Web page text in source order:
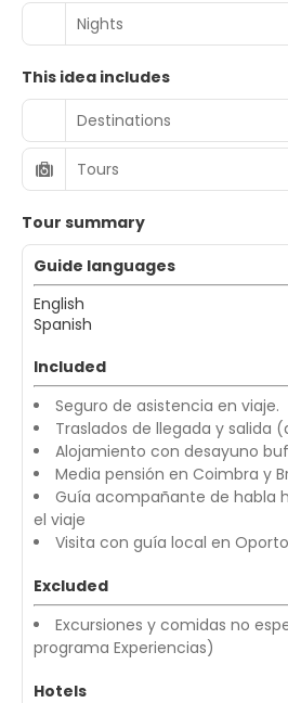
Nights
This idea includes
Destinations
Tours
Tour summary
Guide languages
English
Spanish
Included
Seguro de asistencia en viaje.
Traslados de llegada y salida
Alojamiento con desayuno
Media pensión en Coimbra y
Guía acompañante de habla
el viaje
Visita con guía local en
Excluded
Excursiones y comidas no
programa Experiencias)
Hotels